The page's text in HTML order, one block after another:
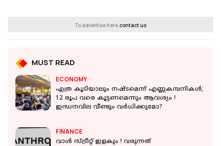
To advertise here,contact us
MUST READ
ECONOMY
എത്ര കൂടിയാലും നഷ്ടമെന്ന് എണ്ണകമ്പനികൾ;
12 രൂപ വരെ കൂട്ടണമെന്നും ആവശ്യം !
ഇന്ധനവില വീണ്ടും വർധിക്കുമോ?
FINANCE
വാൾ സ്ട്രീറ്റ് ഇളകും ! വരുന്നത്